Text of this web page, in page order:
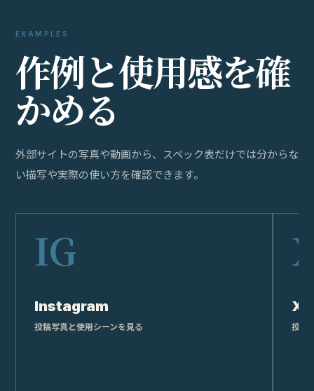
EXAMPLES
作例と使用感を確
かめる
外部サイトの写真や動画から、スペック表だけでは分からな
い描写や実際の使い方を確認できます。
Instagram
投稿写真と使用シーンを見る
X
投稿